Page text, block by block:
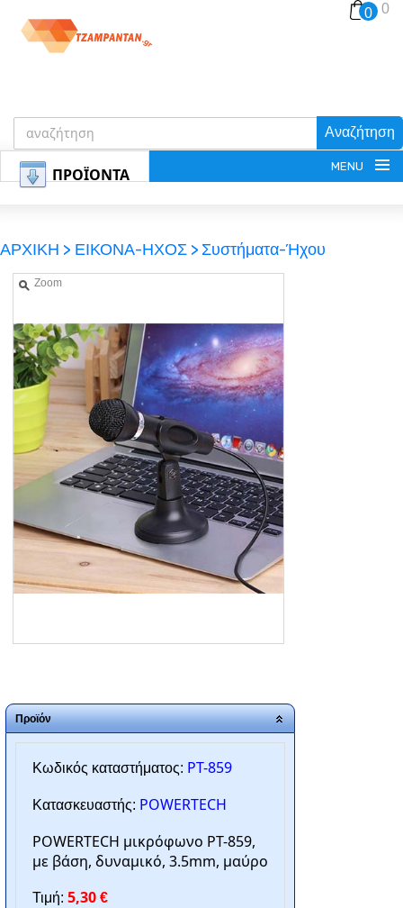
Αναζήτηση
0 0
ΠΡΟΪΟΝΤΑ MENU
ΕΙΣΟΔΟΣ
ΚΑΛΑΘΙ-ΑΓΟΡΩΝ
ΑΡΧΙΚΗ
ΠΟΙΟΙ ΕΙΜΑΣΤΕ
SERVICE
ΑΡΧΙΚΗ > ΕΙΚΟΝΑ-ΗΧΟΣ > Συστήματα-Ήχου
Zoom
Προϊόν
Κωδικός καταστήματος: PT-859
Κατασκευαστής: POWERTECH
POWERTECH μικρόφωνο PT-859,
με βάση, δυναμικό, 3.5mm, μαύρο
Τιμή: 5,30 €